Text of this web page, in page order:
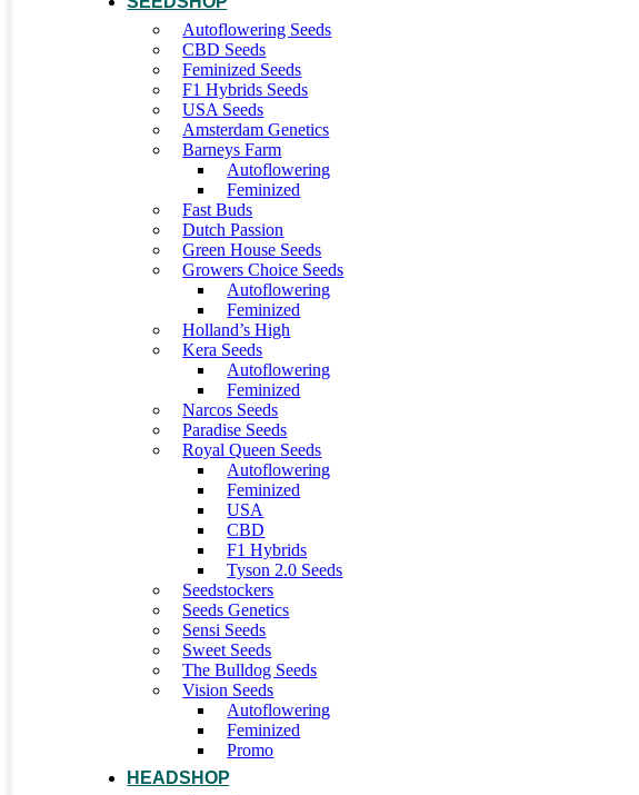
Autoflowering Seeds
CBD Seeds
Feminized Seeds
F1 Hybrids Seeds
USA Seeds
Amsterdam Genetics
Barneys Farm
Autoflowering
Feminized
Fast Buds
Dutch Passion
Green House Seeds
Growers Choice Seeds
Autoflowering
Feminized
Holland’s High
Kera Seeds
Autoflowering
Feminized
Narcos Seeds
Paradise Seeds
Royal Queen Seeds
Autoflowering
Feminized
USA
CBD
F1 Hybrids
Tyson 2.0 Seeds
Seedstockers
Seeds Genetics
Sensi Seeds
Sweet Seeds
The Bulldog Seeds
Vision Seeds
Autoflowering
Feminized
Promo
HEADSHOP